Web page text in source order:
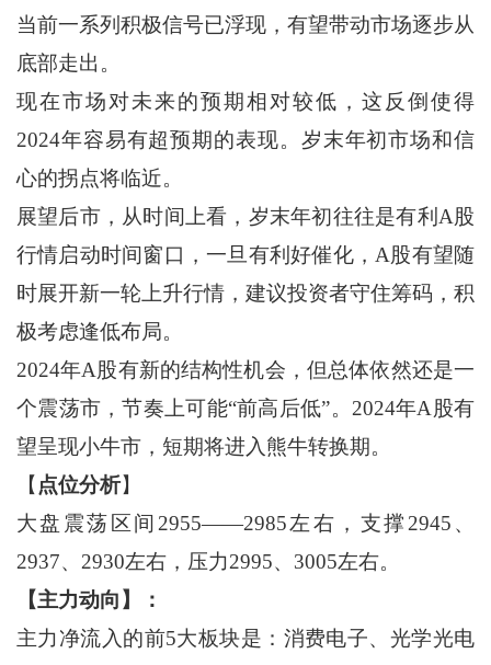
当前一系列积极信号已浮现，有望带动市场逐步从
底部走出。
现在市场对未来的预期相对较低，这反倒使得
2024年容易有超预期的表现。岁末年初市场和信
心的拐点将临近。
展望后市，从时间上看，岁末年初往往是有利A股
行情启动时间窗口，一旦有利好催化，A股有望随
时展开新一轮上升行情，建议投资者守住筹码，积
极考虑逢低布局。
2024年A股有新的结构性机会，但总体依然还是一
个震荡市，节奏上可能“前高后低”。2024年A股有
望呈现小牛市，短期将进入熊牛转换期。
【 点位分析】
大盘震荡区间2955——2985左右，支撑2945、
2937、2930左右，压力2995、3005左右。
【主力动向】：
主力净流入的前5大板块是：消费电子、光学光电